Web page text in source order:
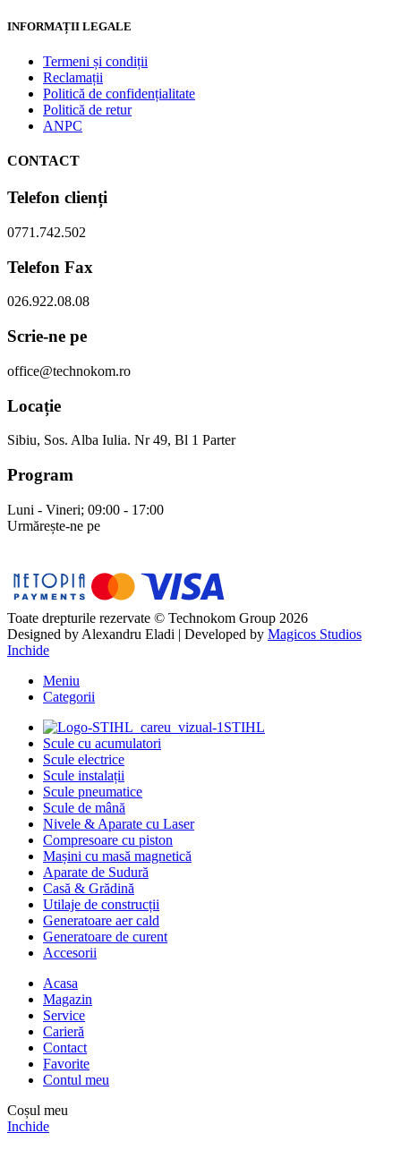
INFORMAȚII LEGALE
Termeni și condiții
Reclamații
Politică de confidențialitate
Politică de retur
ANPC
CONTACT
Telefon clienți
0771.742.502
Telefon Fax
026.922.08.08
Scrie-ne pe
office@technokom.ro
Locație
Sibiu, Sos. Alba Iulia. Nr 49, Bl 1 Parter
Program
Luni - Vineri; 09:00 - 17:00
Urmărește-ne pe
Toate drepturile rezervate © Technokom Group 2026
Designed by Alexandru Eladi | Developed by Magicos Studios
Inchide
Meniu
Categorii
STIHL
Scule cu acumulatori
Scule electrice
Scule instalații
Scule pneumatice
Scule de mână
Nivele & Aparate cu Laser
Compresoare cu piston
Mașini cu masă magnetică
Aparate de Sudură
Casă & Grădină
Utilaje de construcții
Generatoare aer cald
Generatoare de curent
Accesorii
Acasa
Magazin
Service
Carieră
Contact
Favorite
Contul meu
Coșul meu
Inchide